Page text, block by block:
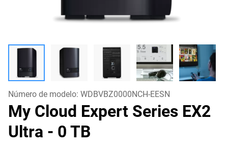
Número de modelo: WDBVBZ0000NCH-EESN
My Cloud Expert Series EX2
Ultra - 0 TB